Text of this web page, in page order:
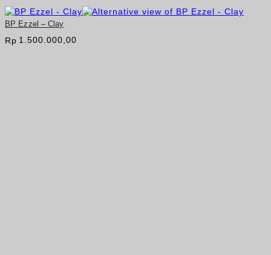
BP Ezzel – Clay
Rp 1.500.000,00